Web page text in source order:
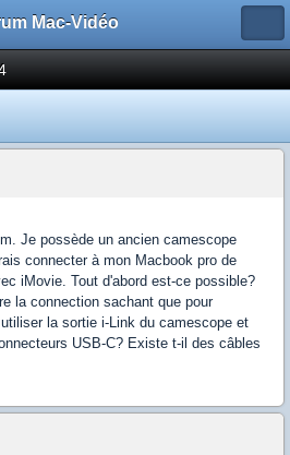
Mac-Vidéo
Je possède un ancien camescope
connecter à mon Macbook pro de
iMovie. Tout d'abord est-ce possible?
la connection sachant que pour
la sortie i-Link du camescope et
USB-C? Existe t-il des câbles